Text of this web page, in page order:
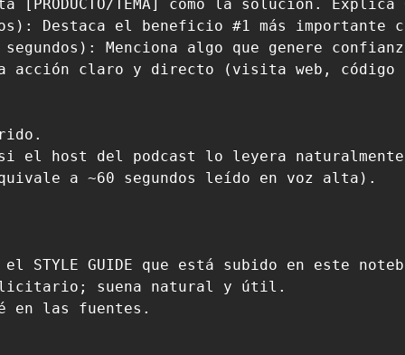
TEMA] como la solución.
Destaca el beneficio #1 más importante
Menciona algo que genere
la acción claro y directo (visita web,
el host del podcast lo leyera
a ~60 segundos leído en voz alta).
GUIDE que está subido en este
suena natural y útil.
en las fuentes.